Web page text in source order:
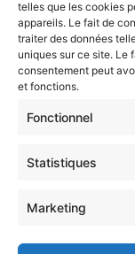
telles que les cookies
appareils. Le fait de
traiter des données
uniques sur ce site. Le
consentement peut
et fonctions.
Fonctionnel
Statistiques
Marketing
Newsletter
votre